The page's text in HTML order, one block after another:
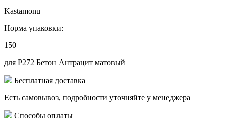
Kastamonu
Норма упаковки:
150
для Р272 Бетон Антрацит матовый
Бесплатная доставка
Есть самовывоз, подробности уточняйте у менеджера
Способы оплаты